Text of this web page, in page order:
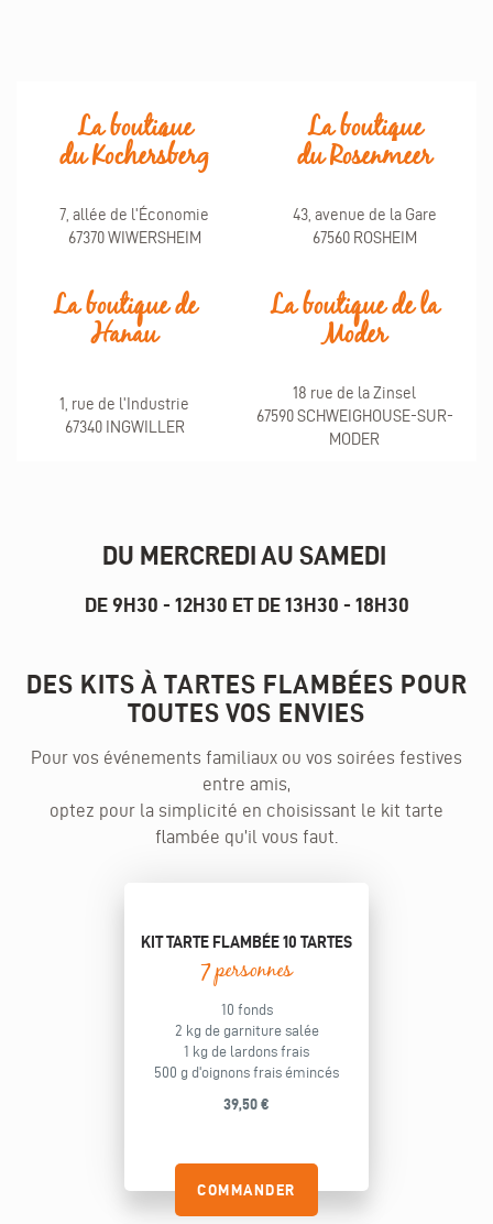
La boutique
du Kochersberg
La boutique
du Rosenmeer
7, allée de l'Économie
67370 WIWERSHEIM
43, avenue de la Gare
67560 ROSHEIM
La boutique de
Hanau
La boutique de la
Moder
1, rue de l'Industrie
67340 INGWILLER
18 rue de la Zinsel
67590 SCHWEIGHOUSE-SUR-
MODER
DU MERCREDI AU SAMEDI
DE 9H30 - 12H30 ET DE 13H30 - 18H30
DES KITS À TARTES FLAMBÉES POUR
TOUTES VOS ENVIES
Pour vos événements familiaux ou vos soirées festives
entre amis,
optez pour la simplicité en choisissant le kit tarte
flambée qu’il vous faut.
KIT TARTE FLAMBÉE 10 TARTES
7 personnes
10 fonds
2 kg de garniture salée
1 kg de lardons frais
500 g d'oignons frais émincés
39,50 €
COMMANDER